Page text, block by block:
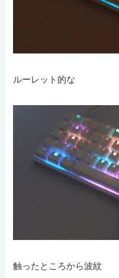
ルーレット的な
触ったところから波紋